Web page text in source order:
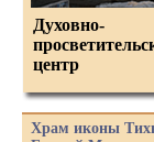
Духовно-
центр
Храм иконы